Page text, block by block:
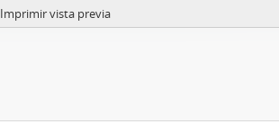
Imprimir vista previa